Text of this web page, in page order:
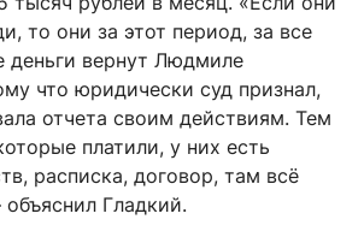
то они за этот период, за все
деньги вернут Людмиле
что юридически суд признал,
отчета своим действиям. Тем
платили, у них есть
расписка, договор, там всё
Гладкий.